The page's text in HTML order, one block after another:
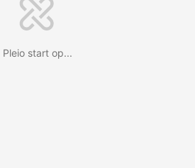
Pleio start op...